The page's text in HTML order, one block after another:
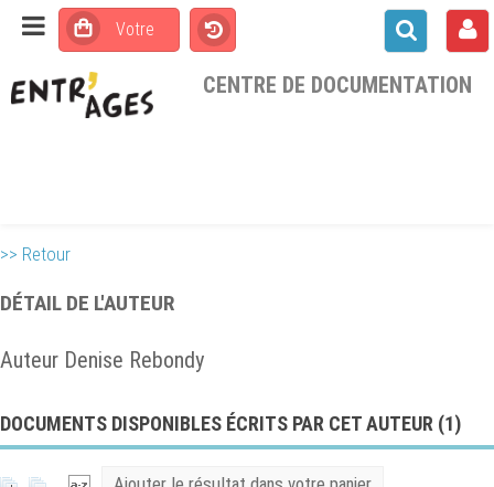
CENTRE DE DOCUMENTATION
>> Retour
DÉTAIL DE L'AUTEUR
Auteur Denise Rebondy
DOCUMENTS DISPONIBLES ÉCRITS PAR CET AUTEUR (1)